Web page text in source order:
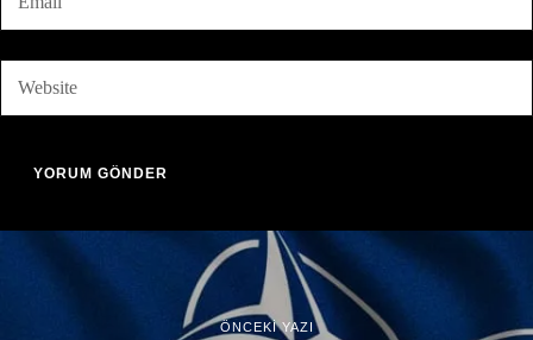
ÖNCEKİ YAZI